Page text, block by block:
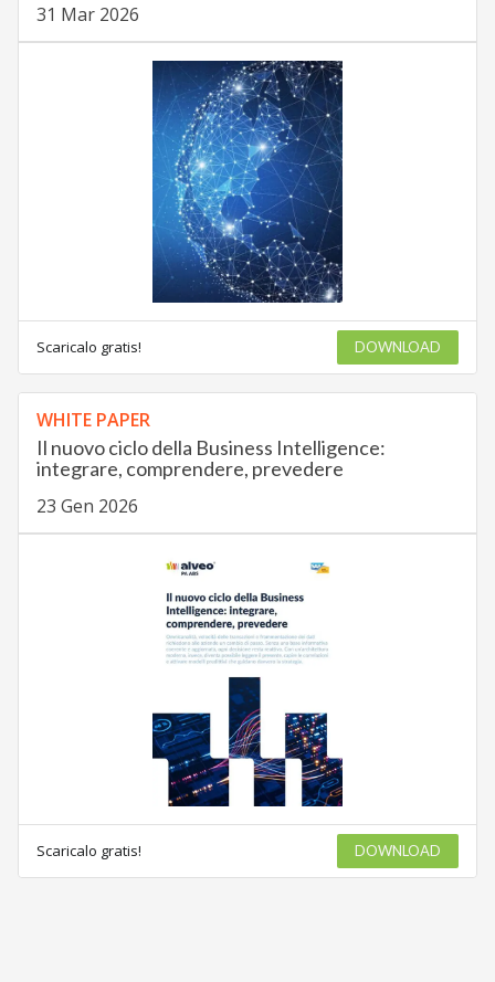
31 Mar 2026
Scaricalo gratis! DOWNLOAD
WHITE PAPER
Il nuovo ciclo della Business Intelligence:
integrare, comprendere, prevedere
23 Gen 2026
Scaricalo gratis! DOWNLOAD